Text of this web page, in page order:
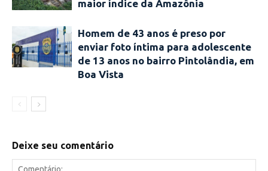
maior índice da Amazônia
Homem de 43 anos é preso por
enviar foto íntima para adolescente
de 13 anos no bairro Pintolândia, em
Boa Vista
Deixe seu comentário